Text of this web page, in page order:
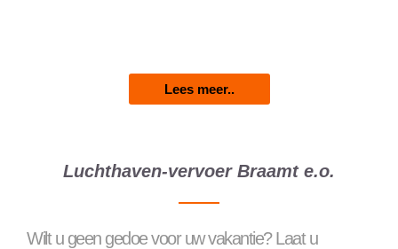
Lees meer..
Luchthaven-vervoer Braamt e.o.
Wilt u geen gedoe voor uw vakantie? Laat u